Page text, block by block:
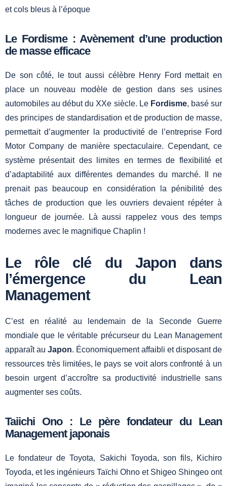
et cols bleus à l’époque
Le Fordisme : Avènement d’une production
de masse efficace
De son côté, le tout aussi célèbre Henry Ford mettait en
place un nouveau modèle de gestion dans ses usines
automobiles au début du XXe siècle. Le Fordisme, basé sur
des principes de standardisation et de production de masse,
permettait d’augmenter la productivité de l’entreprise Ford
Motor Company de manière spectaculaire. Cependant, ce
système présentait des limites en termes de flexibilité et
d’adaptabilité aux différentes demandes du marché. Il ne
prenait pas beaucoup en considération la pénibilité des
tâches de production que les ouvriers devaient répéter à
longueur de journée. Là aussi rappelez vous des temps
modernes avec le magnifique Chaplin !
Le rôle clé du Japon dans
l’émergence du Lean
Management
C’est en réalité au lendemain de la Seconde Guerre
mondiale que le véritable précurseur du Lean Management
apparaît au Japon. Économiquement affaibli et disposant de
ressources très limitées, le pays se voit alors confronté à un
besoin urgent d’accroître sa productivité industrielle sans
augmenter ses coûts.
Taiichi Ono : Le père fondateur du Lean
Management japonais
Le fondateur de Toyota, Sakichi Toyoda, son fils, Kichiro
Toyoda, et les ingénieurs Taïchi Ohno et Shigeo Shingeo ont